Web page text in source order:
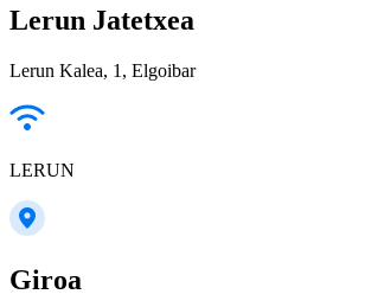
Lerun Jatetxea
Lerun Kalea, 1, Elgoibar
LERUN
Giroa